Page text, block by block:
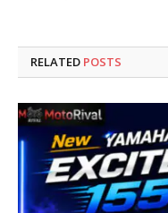
RELATED POSTS